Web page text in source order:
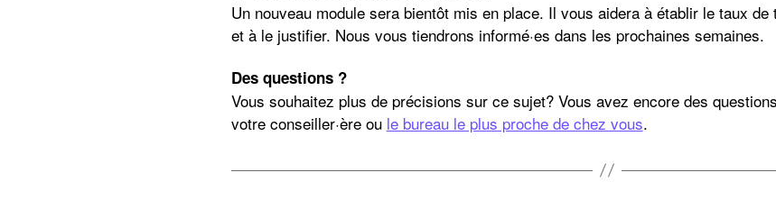
Un nouveau module sera bientôt mis en place. Il vous aidera à établir le taux
et à le justifier. Nous vous tiendrons informé·es dans les prochaines semaines.
Des questions ?
Vous souhaitez plus de précisions sur ce sujet? Vous avez encore des
votre conseiller·ère ou le bureau le plus proche de chez vous.